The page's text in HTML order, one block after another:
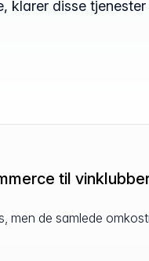
klarer disse
til
men de samlede